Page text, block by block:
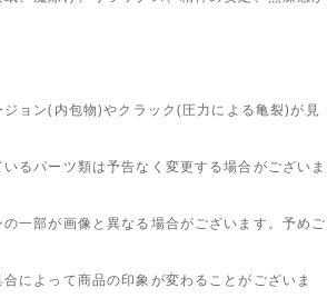
ジョン(内包物)やクラック(圧力による亀裂)が見
るパーツ類は予告なく変更する場合がございま
の一部が画像と異なる場合がございます。予めご
によって商品の印象が変わることがございま